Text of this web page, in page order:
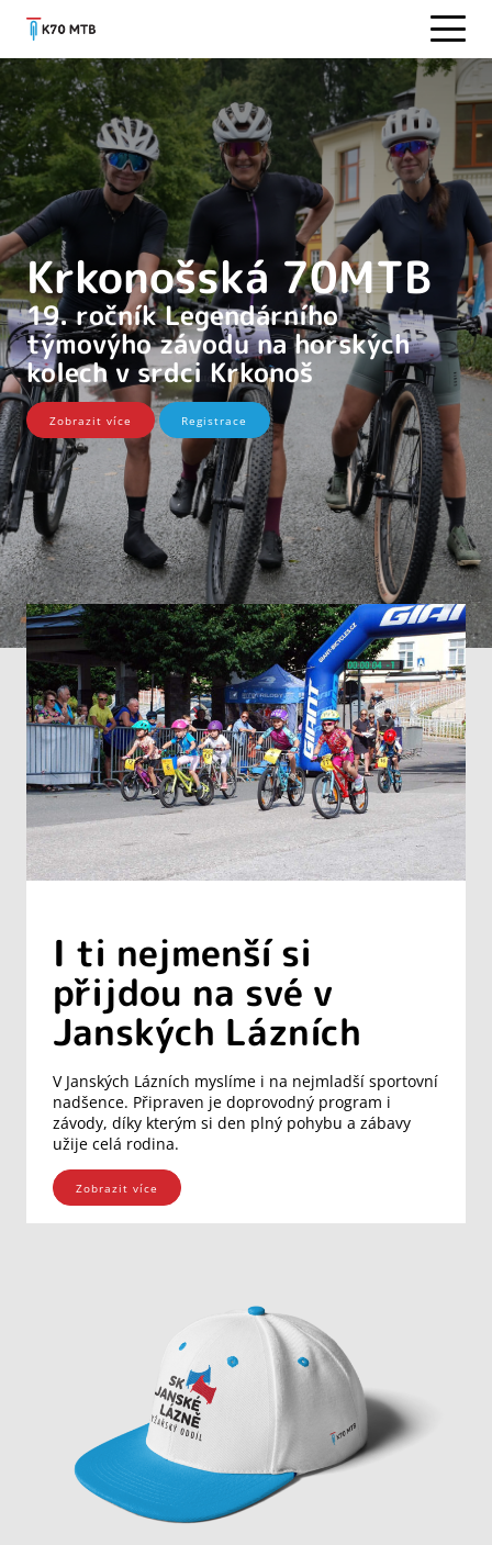
Krkonošská 70MTB
19. ročník Legendárního
týmovýho závodu na horských
kolech v srdci Krkonoš
Zobrazit více Registrace
I ti nejmenší si
přijdou na své v
Janských Lázních
V Janských Lázních myslíme i na nejmladší sportovní
nadšence. Připraven je doprovodný program i
závody, díky kterým si den plný pohybu a zábavy
užije celá rodina.
Zobrazit více